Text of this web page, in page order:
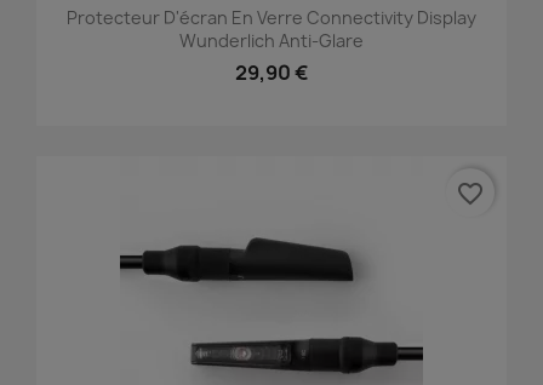
Protecteur D'écran En Verre Connectivity Display
Wunderlich Anti-Glare
29,90 €
favorite_border